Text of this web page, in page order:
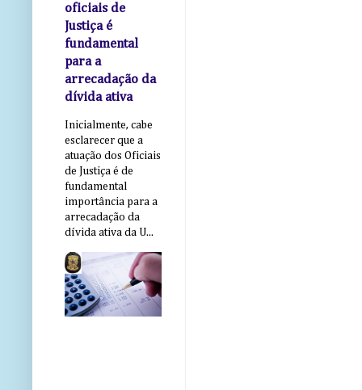
oficiais de
Justiça é
fundamental
para a
arrecadação da
dívida ativa
Inicialmente, cabe
esclarecer que a
atuação dos Oficiais
de Justiça é de
fundamental
importância para a
arrecadação da
dívida ativa da U...